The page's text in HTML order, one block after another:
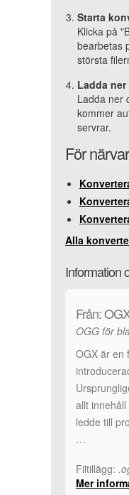
Starta
Klicka på
bearbetas
största
Ladda
Ladda ner
kommer
servrar.
För
Alla
Information
Från:
OGG för
OGX är en
allt
ledde till
…
Filtillägg:
Mer